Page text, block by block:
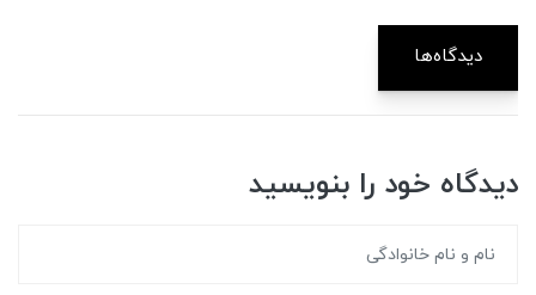
دیدگاه‌ها
دیدگاه خود را بنویسید